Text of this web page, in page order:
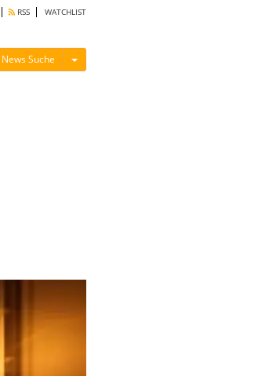
RSS WATCHLIST
News Suche Menü ein-/ausblenden